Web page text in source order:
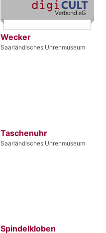
Wecker
Saarländisches Uhrenmuseum
Taschenuhr
Saarländisches Uhrenmuseum
Spindelkloben